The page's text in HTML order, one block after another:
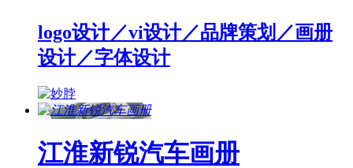
logo设计／vi设计／品牌策划／画册
设计／字体设计
江淮新锐汽车画册